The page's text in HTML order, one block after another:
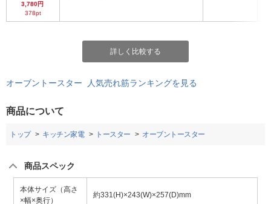
3,780円
378pt
詳しく比較する
オーブントースター 人気売れ筋ランキングを見る
商品について
トップ キッチン家電 トースター オーブントースター
商品スペック
本体サイズ（高さ
×幅×奥行）
約331(H)×243(W)×257(D)mm